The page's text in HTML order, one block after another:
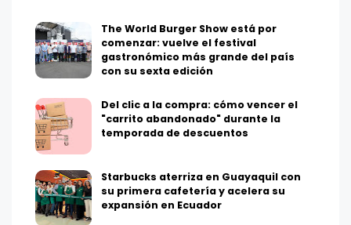
The World Burger Show está por
comenzar: vuelve el festival
gastronómico más grande del país
con su sexta edición
Del clic a la compra: cómo vencer el
"carrito abandonado" durante la
temporada de descuentos
Starbucks aterriza en Guayaquil con
su primera cafetería y acelera su
expansión en Ecuador